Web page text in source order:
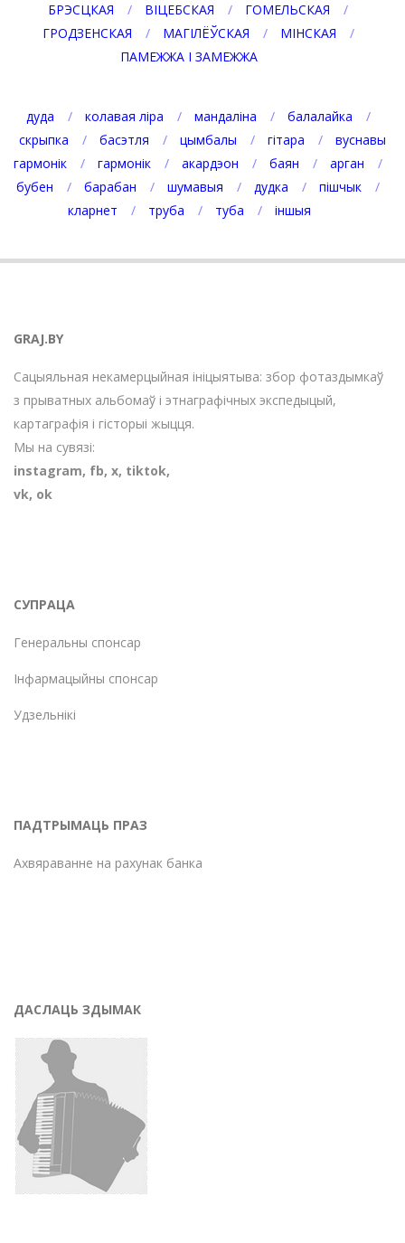
БРЭСЦКАЯ ВІЦЕБСКАЯ
ГОМЕЛЬСКАЯ
ГРОДЗЕНСКАЯ
МАГІЛЁЎСКАЯ
МІНСКАЯ
ПАМЕЖЖА І ЗАМЕЖЖА
дуда колавая ліра мандаліна
балалайка
скрыпка
басэтля цымбалы гітара
вуснавы
гармонік
гармонік акардэон баян
арган
бубен
барабан шумавыя дудка
пішчык
кларнет
труба туба іншыя
GRAJ.BY
Сацыяльная некамерцыйная ініцыятыва: збор фотаздымкаў
з прыватных альбомаў і этнаграфічных экспедыцый,
картаграфія і гісторыі жыцця.
Мы на сувязі:
instagram, fb, х, tiktok,
vk, ok
СУПРАЦА
Генеральны спонсар
Інфармацыйны спонсар
Удзельнікі
ПАДТРЫМАЦЬ ПРАЗ
Ахвяраванне на рахунак банка
ДАСЛАЦЬ ЗДЫМАК